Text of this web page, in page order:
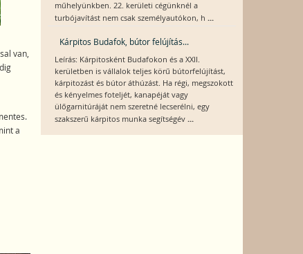
van,
a
műhelyünkben. 22. kerületi cégünknél a
turbójavítást nem csak személyautókon, h ...
Kárpitos Budafok, bútor felújítás...
Leírás: Kárpitosként Budafokon és a XXII.
kerületben is vállalok teljes körű bútorfelújítást,
kárpitozást és bútor áthúzást. Ha régi, megszokott
és kényelmes foteljét, kanapéját vagy
ülőgarnitúráját nem szeretné lecserélni, egy
szakszerű kárpitos munka segítségév ...